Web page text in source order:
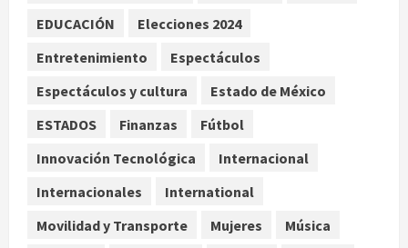
Desplome de la IA arrastra a fondos
estrella de Wall Street
4
Estudio en Science vincula el
consumo de fruta ancestral con la
agosto 7, 2026
Internacional
EDUCACIÓN
Elecciones 2024
Entretenimiento
Espectáculos
Espectáculos y cultura
Estado de México
ESTADOS
Finanzas
Fútbol
Innovación Tecnológica
Internacional
Internacionales
International
Movilidad y Transporte
Mujeres Música